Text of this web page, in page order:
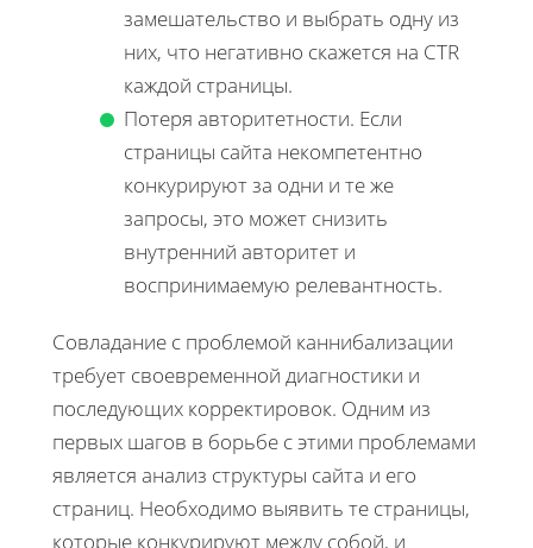
замешательство и выбрать одну из
них, что негативно скажется на CTR
каждой страницы.
Потеря авторитетности. Если
страницы сайта некомпетентно
конкурируют за одни и те же
запросы, это может снизить
внутренний авторитет и
воспринимаемую релевантность.
Совладание с проблемой каннибализации
требует своевременной диагностики и
последующих корректировок. Одним из
первых шагов в борьбе с этими проблемами
является анализ структуры сайта и его
страниц. Необходимо выявить те страницы,
которые конкурируют между собой, и